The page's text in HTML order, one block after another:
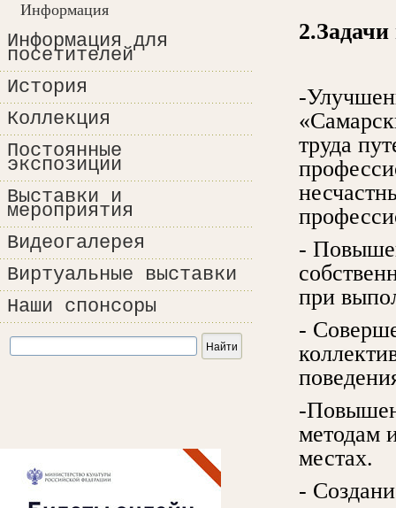
Информация
Информация для
посетителей
История
Коллекция
Постоянные
экспозиции
Выставки и
мероприятия
Видеогалерея
Виртуальные выставки
Наши спонсоры
-
труда
-
при
-
-
методам
местах.
-